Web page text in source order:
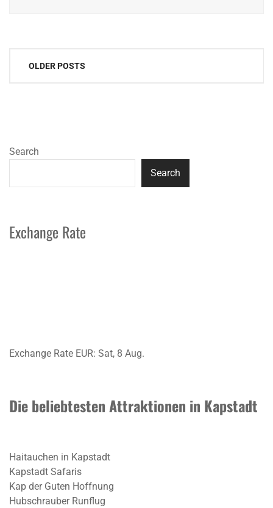
PostsOLDER POSTS
Search
Search
Exchange Rate
Exchange Rate EUR: Sat, 8 Aug.
Die beliebtesten Attraktionen in Kapstadt
Haitauchen in Kapstadt
Kapstadt Safaris
Kap der Guten Hoffnung
Hubschrauber Runflug